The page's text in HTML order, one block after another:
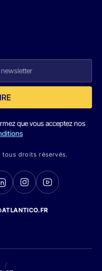
que vous acceptez nos
tous droits réservés.
/